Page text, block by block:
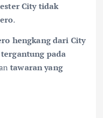
City tidak
.
hengkang dari City
tergantung pada
tawaran yang